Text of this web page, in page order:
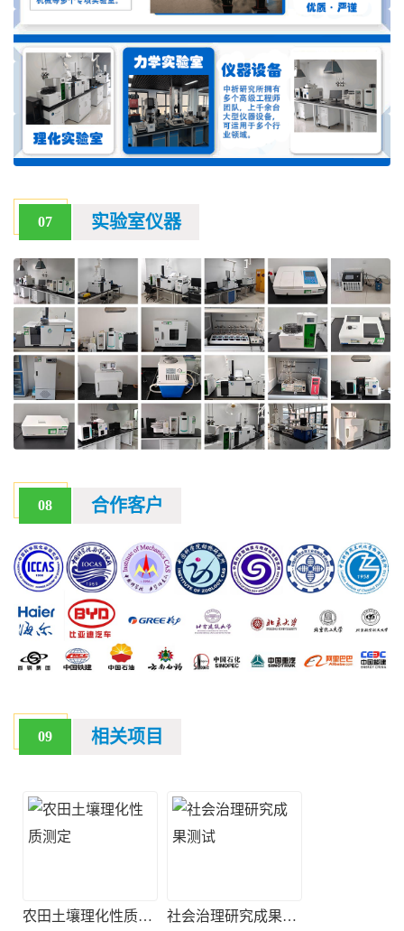
07 实验室仪器
08 合作客户
09 相关项目
农田土壤理化性质测定 社会治理研究成果测试